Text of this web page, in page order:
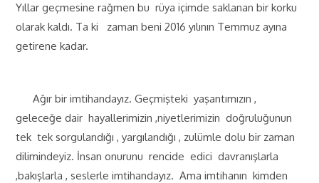
Yıllar geçmesine rağmen bu rüya içimde saklanan bir korku
olarak kaldı. Ta ki zaman beni 2016 yılının Temmuz ayına
getirene kadar.
Ağır bir imtihandayız. Geçmişteki yaşantımızın ,
geleceğe dair hayallerimizin ,niyetlerimizin doğruluğunun
tek tek sorgulandığı , yargılandığı , zulümle dolu bir zaman
dilimindeyiz. İnsan onurunu rencide edici davranışlarla
,bakışlarla , seslerle imtihandayız. Ama imtihanın kimden